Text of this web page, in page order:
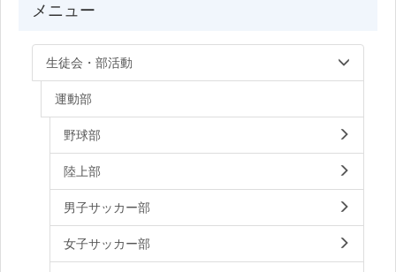
メニュー
生徒会・部活動
運動部
野球部
陸上部
男子サッカー部
女子サッカー部